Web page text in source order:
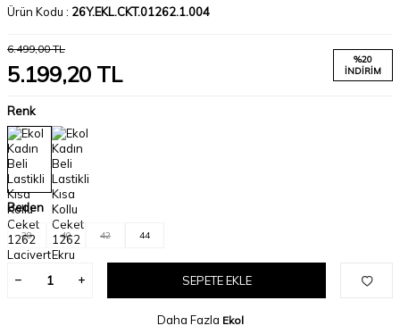
Ürün Kodu : 26Y.EKL.CKT.01262.1.004
6.499,00TL
5.199,20 TL
%20
İNDIRIM
Renk
Beden
38 40 42 44
SEPETE EKLE
Daha Fazla Ekol